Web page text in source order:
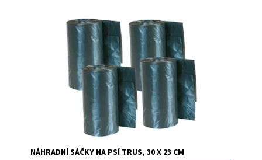
Dostupnost:
Skladem 3
56196
NÁHRADNÍ SÁČKY NA PSÍ TRUS, 30 X 23 CM